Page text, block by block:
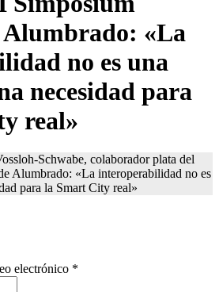
Alumbrado: «La
no es una
necesidad para
real»
Schwabe, colaborador plata del
Alumbrado: «La interoperabilidad no es
para la Smart City real»
electrónico *